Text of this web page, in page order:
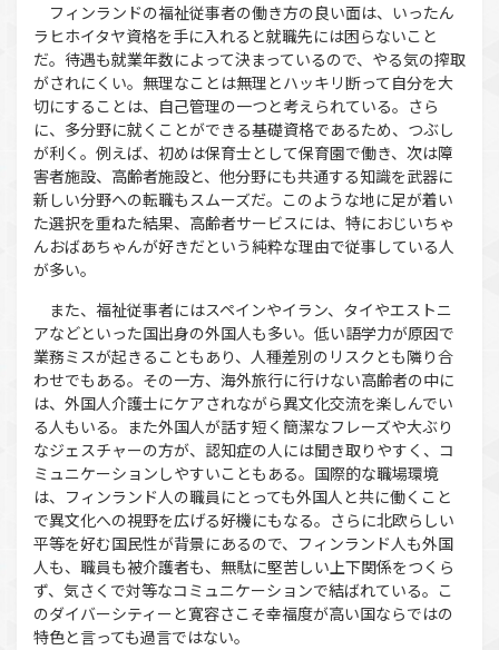
フィンランドの福祉従事者の働き方の良い面は、いったん
ラヒホイタヤ資格を手に入れると就職先には困らないこと
だ。待遇も就業年数によって決まっているので、やる気の搾取
がされにくい。無理なことは無理とハッキリ断って自分を大
切にすることは、自己管理の一つと考えられている。さら
に、多分野に就くことができる基礎資格であるため、つぶし
が利く。例えば、初めは保育士として保育園で働き、次は障
害者施設、高齢者施設と、他分野にも共通する知識を武器に
新しい分野への転職もスムーズだ。このような地に足が着い
た選択を重ねた結果、高齢者サービスには、特におじいちゃ
んおばあちゃんが好きだという純粋な理由で従事している人
が多い。
また、福祉従事者にはスペインやイラン、タイやエストニ
アなどといった国出身の外国人も多い。低い語学力が原因で
業務ミスが起きることもあり、人種差別のリスクとも隣り合
わせでもある。その一方、海外旅行に行けない高齢者の中に
は、外国人介護士にケアされながら異文化交流を楽しんでい
る人もいる。また外国人が話す短く簡潔なフレーズや大ぶり
なジェスチャーの方が、認知症の人には聞き取りやすく、コ
ミュニケーションしやすいこともある。国際的な職場環境
は、フィンランド人の職員にとっても外国人と共に働くこと
で異文化への視野を広げる好機にもなる。さらに北欧らしい
平等を好む国民性が背景にあるので、フィンランド人も外国
人も、職員も被介護者も、無駄に堅苦しい上下関係をつくら
ず、気さくで対等なコミュニケーションで結ばれている。こ
のダイバーシティーと寛容さこそ幸福度が高い国ならではの
特色と言っても過言ではない。